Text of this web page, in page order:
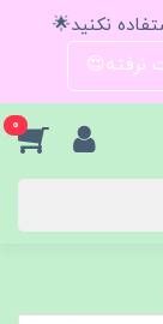
نکنید🌟
نرفته😍
0